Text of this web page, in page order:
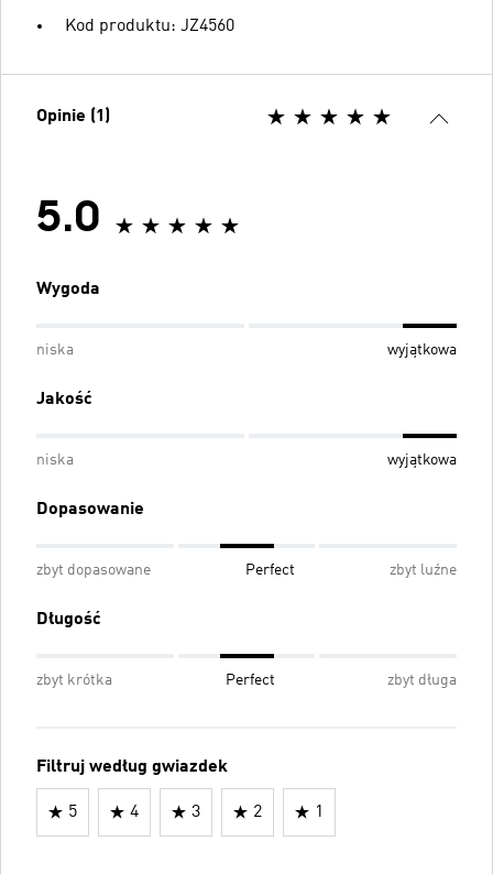
Kod produktu: JZ4560
Opinie (1)
5.0
Wygoda
niska wyjątkowa
Jakość
niska wyjątkowa
Dopasowanie
zbyt dopasowane Perfect zbyt luźne
Długość
zbyt krótka Perfect zbyt długa
Filtruj według gwiazdek
5 4 3 2 1